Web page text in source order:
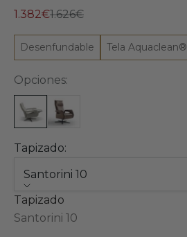
Precio de oferta
1.382€Precio normal
1.626€
Desenfundable Tela Aquaclean®
Opciones:
Tapizado:
Santorini 10
Tapizado
Santorini 10